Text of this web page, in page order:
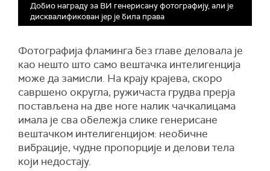
Добио награду за ВИ генерисану фотографију, али је
дисквалификован јер је била права
Фотографија фламинга без главе деловала је
као нешто што само вештачка интелигенција
може да замисли. На крају крајева, скоро
савршено округла, ружичаста грудва прерја
постављена на две ноге налик чачкалицама
имала је сва обележја слике генерисане
вештачком интелигенцијом: необичне
вибрације, чудне пропорције и делови тела
који недостају.